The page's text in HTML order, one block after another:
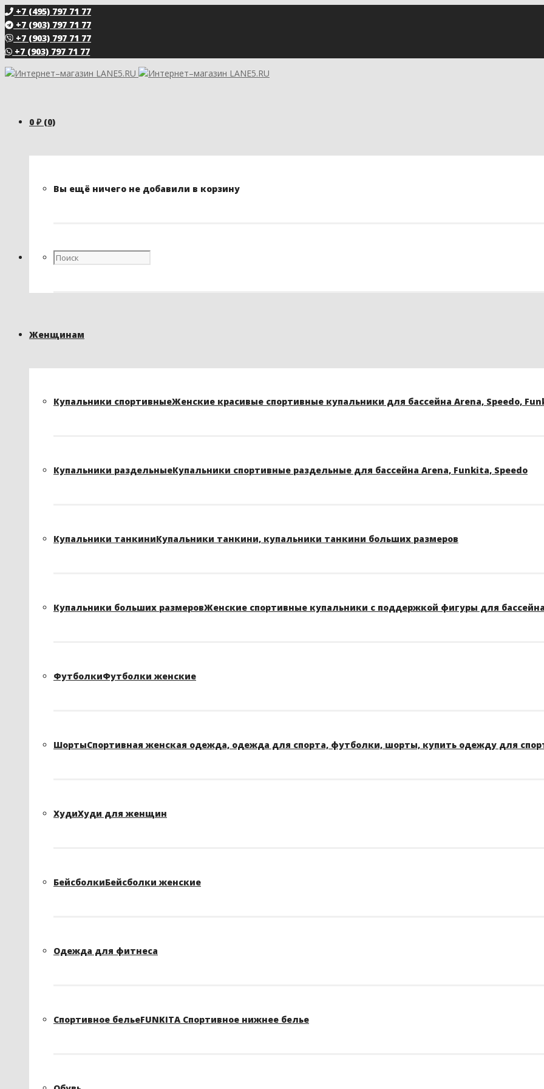
+7 (495) 797 71 77
+7 (903) 797 71 77
+7 (903) 797 71 77
+7 (903) 797 71 77
0 ₽(0)
Вы ещё ничего не добавили в корзину
Женщинам
Купальники спортивныеЖенские красивые спортивные купальники для бассейна Arena, Speedo,
Купальники раздельныеКупальники спортивные раздельные для бассейна Arena, Funkita, Speedo
Купальники танкиниКупальники танкини, купальники танкини больших размеров
Купальники больших размеровЖенские спортивные купальники с поддержкой фигуры для
ФутболкиФутболки женские
ШортыСпортивная женская одежда, одежда для спорта, футболки, шорты, купить одежду для
ХудиХуди для женщин
БейсболкиБейсболки женские
Одежда для фитнеса
Спортивное бельеFUNKITA Спортивное нижнее белье